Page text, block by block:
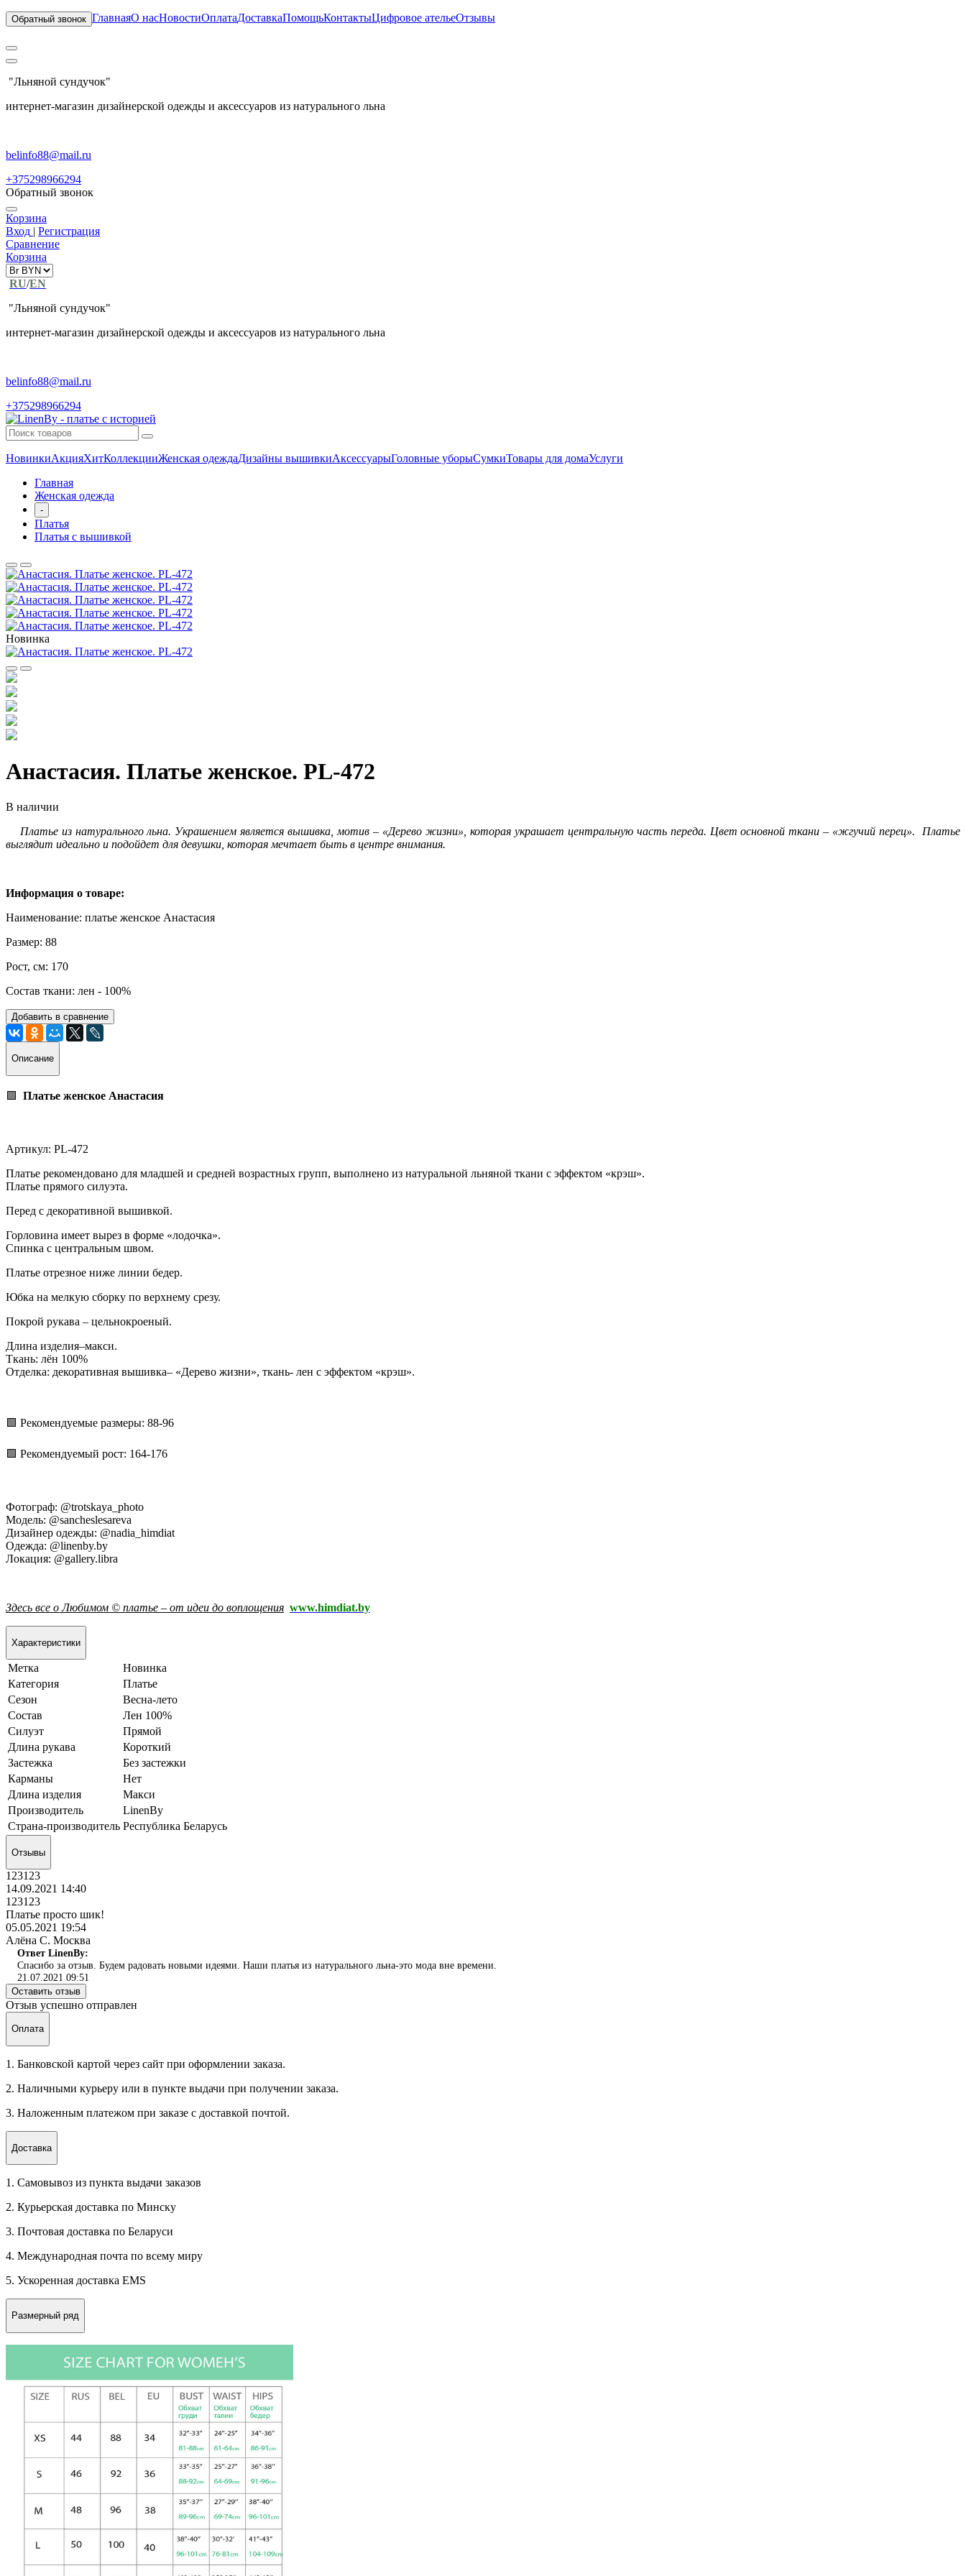
Обратный звонок ГлавнаяО насНовостиОплатаДоставкаПомощьКонтактыЦифровое ательеОтзывы
"Льняной сундучок"
интернет-магазин дизайнерской одежды и аксессуаров из натурального льна
belinfo88@mail.ru
+375298966294
Обратный звонок
Корзина
Вход | Регистрация
Сравнение
Корзина
RU/EN
"Льняной сундучок"
интернет-магазин дизайнерской одежды и аксессуаров из натурального льна
belinfo88@mail.ru
+375298966294
НовинкиАкцияХитКоллекцииЖенская одеждаДизайны вышивкиАксессуарыГоловные уборыСумкиТовары для домаУслуги
Главная
Женская одежда
-
Платья
Платья с вышивкой
Новинка
Анастасия. Платье женское. PL-472
В наличии
Платье из натурального льна. Украшением является вышивка, мотив – «Дерево жизни», которая украшает центральную часть переда. Цвет основной ткани – «жгучий перец». Платье
выглядит идеально и подойдет для девушки, которая мечтает быть в центре внимания.
Информация о товаре:
Наименование: платье женское Анастасия
Размер: 88
Рост, см: 170
Состав ткани: лен - 100%
Добавить в сравнение
Описание
🟩 Платье женское Анастасия
Артикул: PL-472
Платье рекомендовано для младшей и средней возрастных групп, выполнено из натуральной льняной ткани с эффектом «крэш».
Платье прямого силуэта.
Перед с декоративной вышивкой.
Горловина имеет вырез в форме «лодочка».
Спинка с центральным швом.
Платье отрезное ниже линии бедер.
Юбка на мелкую сборку по верхнему срезу.
Покрой рукава – цельнокроеный.
Длина изделия–макси.
Ткань: лён 100%
Отделка: декоративная вышивка– «Дерево жизни», ткань- лен с эффектом «крэш».
🟩 Рекомендуемые размеры: 88-96
🟩 Рекомендуемый рост: 164-176
Фотограф: @trotskaya_photo
Модель: @sancheslesareva
Дизайнер одежды: @nadia_himdiat
Одежда: @linenby.by
Локация: @gallery.libra
Здесь все о Любимом © платье – от идеи до воплощения www.himdiat.by
Характеристики
Метка
Новинка
Категория
Платье
Сезон
Весна-лето
Состав
Лен 100%
Силуэт
Прямой
Длина рукава
Короткий
Застежка
Без застежки
Карманы
Нет
Длина изделия
Макси
Производитель
LinenBy
Страна-производитель Республика Беларусь
Отзывы
123123
14.09.2021 14:40
123123
Платье просто шик!
05.05.2021 19:54
Алёна С. Москва
Ответ LinenBy:
Спасибо за отзыв. Будем радовать новыми идеями. Наши платья из натурального льна-это мода вне времени.
21.07.2021 09:51
Оставить отзыв
Отзыв успешно отправлен
Оплата
1. Банковской картой через сайт при оформлении заказа.
2. Наличными курьеру или в пункте выдачи при получении заказа.
3. Наложенным платежом при заказе с доставкой почтой.
Доставка
1. Самовывоз из пункта выдачи заказов
2. Курьерская доставка по Минску
3. Почтовая доставка по Беларуси
4. Международная почта по всему миру
5. Ускоренная доставка EMS
Размерный ряд